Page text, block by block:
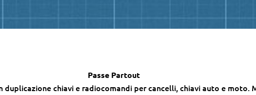
Passe Partout
duplicazione chiavi e radiocomandi per cancelli, chiavi auto e moto.